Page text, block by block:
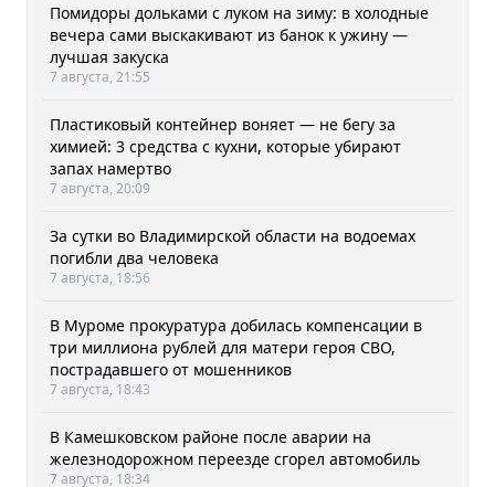
Помидоры дольками с луком на зиму: в холодные
вечера сами выскакивают из банок к ужину —
лучшая закуска
7 августа, 21:55
Пластиковый контейнер воняет — не бегу за
химией: 3 средства с кухни, которые убирают
запах намертво
7 августа, 20:09
За сутки во Владимирской области на водоемах
погибли два человека
7 августа, 18:56
В Муроме прокуратура добилась компенсации в
три миллиона рублей для матери героя СВО,
пострадавшего от мошенников
7 августа, 18:43
В Камешковском районе после аварии на
железнодорожном переезде сгорел автомобиль
7 августа, 18:34